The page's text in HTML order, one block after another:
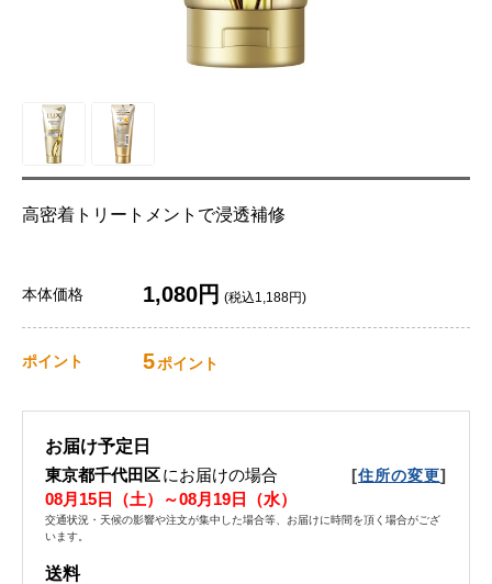
高密着トリートメントで浸透補修
本体価格 1,080円 (税込1,188円)
ポイント 5ポイント
お届け予定日
東京都千代田区にお届けの場合 [住所の変更]
08月15日（土）～08月19日（水）
交通状況・天候の影響や注文が集中した場合等、お届けに時間を頂く場合がござ
います。
送料